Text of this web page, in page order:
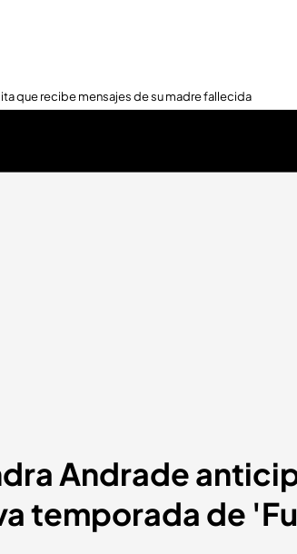
que recibe mensajes de su madre fallecida
Andrade
temporada de